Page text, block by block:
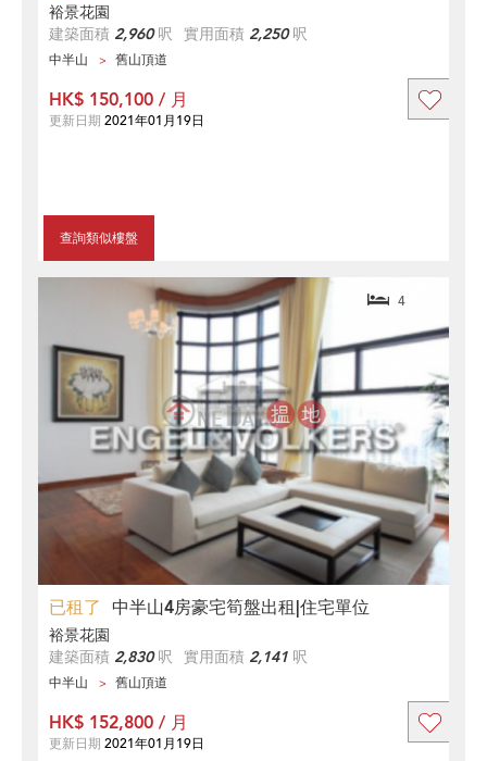
裕景花園
建築面積 2,960呎 實用面積 2,250呎
中半山 舊山頂道
查詢類似樓盤
HK$ 150,100 / 月
更新日期 2021年01月19日
已租了 中半山4房豪宅筍盤出租|住宅單位
4
裕景花園
建築面積 2,830呎 實用面積 2,141 呎
中半山 舊山頂道
HK$ 152,800 / 月
更新日期 2021年01月19日